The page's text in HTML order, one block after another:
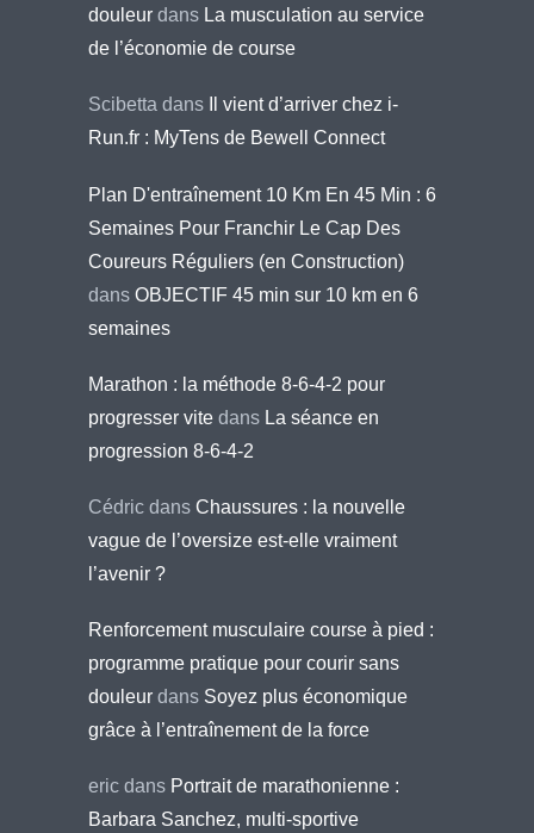
douleur dans La musculation au service
de l’économie de course
Scibetta dans
Il vient d’arriver chez i-
Run.fr : MyTens de Bewell Connect
Plan D'entraînement 10 Km En 45 Min : 6
Semaines Pour Franchir Le Cap Des
Coureurs Réguliers (en Construction)
dans OBJECTIF 45 min sur 10 km en 6
semaines
Marathon : la méthode 8-6-4-2 pour
progresser vite dans La séance en
progression 8-6-4-2
Cédric dans Chaussures : la nouvelle
vague de l’oversize est-elle vraiment
l’avenir ?
Renforcement musculaire course à pied :
programme pratique pour courir sans
douleur dans Soyez plus économique
grâce à l’entraînement de la force
eric dans Portrait de marathonienne :
Barbara Sanchez, multi-sportive